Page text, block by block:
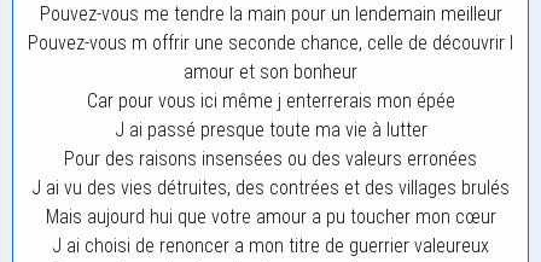
Pouvez-vous me tendre la main pour un lendemain meilleur
Pouvez-vous m offrir une seconde chance, celle de découvrir l
amour et son bonheur
Car pour vous ici même j enterrerais mon épée
J ai passé presque toute ma vie à lutter
Pour des raisons insensées ou des valeurs erronées
J ai vu des vies détruites, des contrées et des villages brulés
Mais aujourd hui que votre amour a pu toucher mon cœur
J ai choisi de renoncer a mon titre de guerrier valeureux